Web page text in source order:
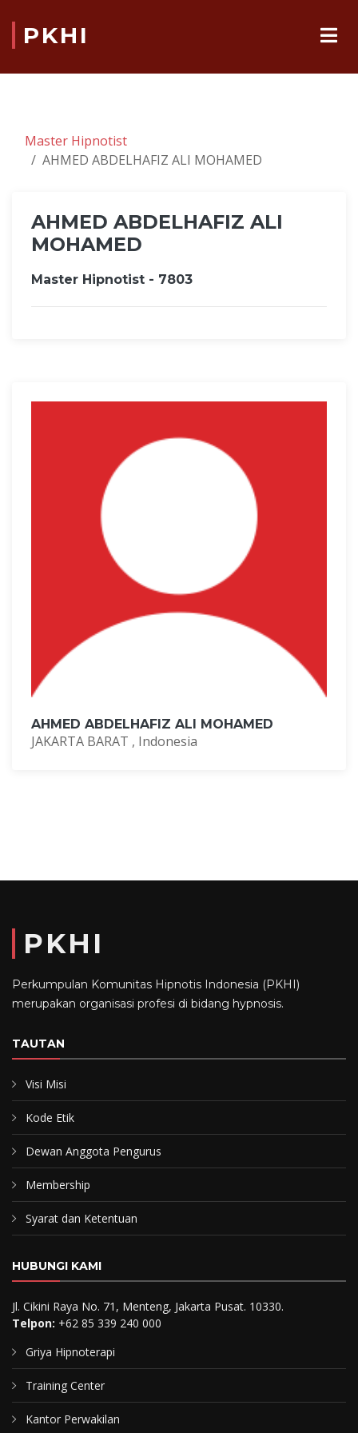
PKHI
Master Hipnotist
AHMED ABDELHAFIZ ALI MOHAMED
AHMED ABDELHAFIZ ALI
MOHAMED
Master Hipnotist - 7803
AHMED ABDELHAFIZ ALI MOHAMED
JAKARTA BARAT , Indonesia
PKHI
Perkumpulan Komunitas Hipnotis Indonesia (PKHI)
merupakan organisasi profesi di bidang hypnosis.
TAUTAN
Visi Misi
Kode Etik
Dewan Anggota Pengurus
Membership
Syarat dan Ketentuan
HUBUNGI KAMI
Jl. Cikini Raya No. 71, Menteng, Jakarta Pusat. 10330.
Telpon: +62 85 339 240 000
Griya Hipnoterapi
Training Center
Kantor Perwakilan